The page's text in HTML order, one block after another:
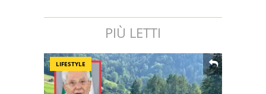
PIÙ LETTI
LIFESTYLE